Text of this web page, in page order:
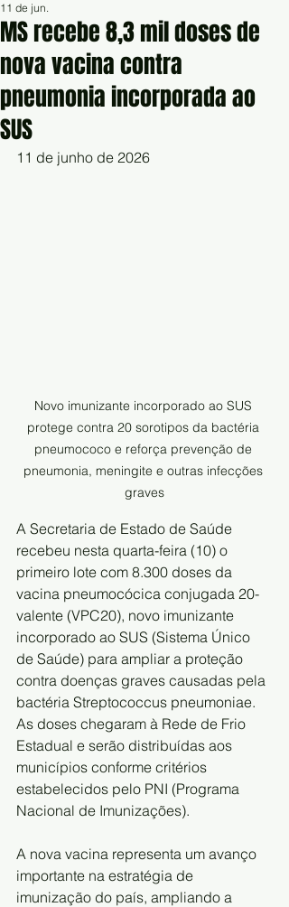
MS recebe 8,3 mil doses de
nova vacina contra
pneumonia incorporada ao
SUS
11 de jun.
11 de junho de 2026
Novo imunizante incorporado ao SUS
protege contra 20 sorotipos da bactéria
pneumococo e reforça prevenção de
pneumonia, meningite e outras infecções
graves
A Secretaria de Estado de Saúde
recebeu nesta quarta-feira (10) o
primeiro lote com 8.300 doses da
vacina pneumocócica conjugada 20-
valente (VPC20), novo imunizante
incorporado ao SUS (Sistema Único
de Saúde) para ampliar a proteção
contra doenças graves causadas pela
bactéria Streptococcus pneumoniae.
As doses chegaram à Rede de Frio
Estadual e serão distribuídas aos
municípios conforme critérios
estabelecidos pelo PNI (Programa
Nacional de Imunizações).
A nova vacina representa um avanço
importante na estratégia de
imunização do país, ampliando a